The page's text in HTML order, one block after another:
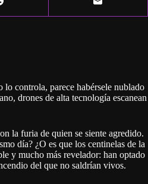
controla, parece habérsele nublado
drones de alta tecnología escanean
la furia de quien se siente agredido.
día? ¿O es que los centinelas de la
y mucho más revelador: han optado
del que no saldrían vivos.